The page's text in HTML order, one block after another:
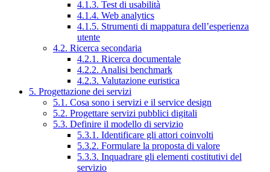
4.1.3. Test di usabilità
4.1.4. Web analytics
4.1.5. Strumenti di mappatura dell’esperienza
utente
4.2. Ricerca secondaria
4.2.1. Ricerca documentale
4.2.2. Analisi benchmark
4.2.3. Valutazione euristica
5. Progettazione dei servizi
5.1. Cosa sono i servizi e il service design
5.2. Progettare servizi pubblici digitali
5.3. Definire il modello di servizio
5.3.1. Identificare gli attori coinvolti
5.3.2. Formulare la proposta di valore
5.3.3. Inquadrare gli elementi costitutivi del
servizio